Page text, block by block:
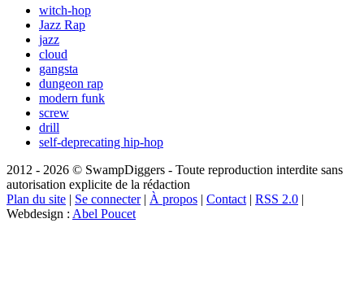
witch-hop
Jazz Rap
jazz
cloud
gangsta
dungeon rap
modern funk
screw
drill
self-deprecating hip-hop
2012 - 2026 © SwampDiggers - Toute reproduction interdite sans
autorisation explicite de la rédaction
Plan du site | Se connecter| À propos | Contact | RSS 2.0 |
Webdesign : Abel Poucet